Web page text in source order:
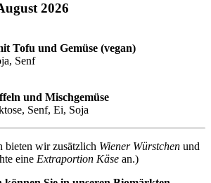
2026
Tofu und Gemüse (vegan)
Senf
und Mischgemüse
Senf, Ei, Soja
bieten wir zusätzlich Wiener Würstchen und
eine Extraportion Käse an.)